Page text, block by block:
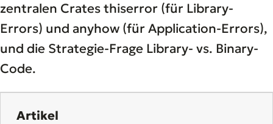
zentralen Crates thiserror (für Library-
Errors) und anyhow (für Application-Errors),
und die Strategie-Frage Library- vs. Binary-
Code.
Artikel